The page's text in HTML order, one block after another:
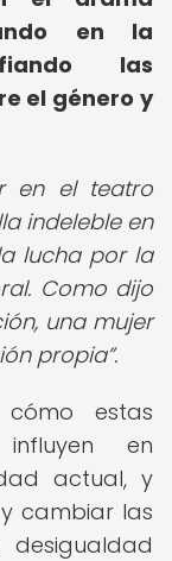
en la
las
el género y
en el teatro
indeleble en
lucha por la
Como dijo
una mujer
propia .
estas
influyen en
actual, y
cambiar las